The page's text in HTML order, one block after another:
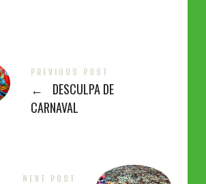
PREVIOUS POST
←
DESCULPA DE
CARNAVAL
NEXT POST